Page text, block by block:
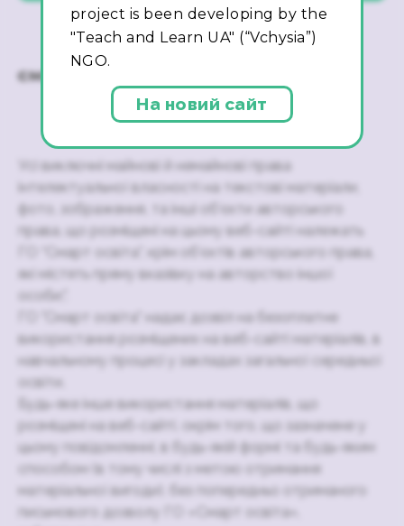
Усі виключні майнові й немайнові права
інтелектуальної власності на текстові матеріали,
фото, зображення, та інші об’єкти авторського
права, що розміщені на цьому веб-сайті належать
ГО “Смарт освіта”, крім об’єктів авторського права,
які містять пряму вказівку на авторство іншої
особи;".
ГО "Смарт освіта" надає дозвіл на безоплатне
використання розміщених на веб-сайті матеріалів, в
навчальному процесі у закладах загальної середньої
освіти.
Будь-яке інше використання матеріалів, що
розміщені на веб-сайті, окрім того, що зазначене у
цьому повідомленні, в будь-якій формі та будь-яким
способом (в тому числі з метою отримання
матеріальної вигоди), без попередньо отриманого
письмового дозволу ГО «Смарт освіта»,
project is been developing by the
"Teach and Learn UA" (“Vchysia”)
NGO.
На новий сайт